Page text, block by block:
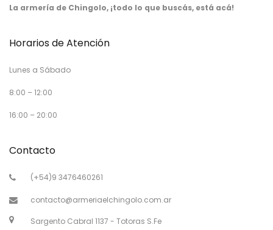
La armería de Chingolo, ¡todo lo que buscás, está acá!
Horarios de Atención
Lunes a Sábado
8:00 – 12:00
16:00 – 20:00
Contacto
(+54)9 3476460261
contacto@armeriaelchingolo.com.ar
Sargento Cabral 1137 - Totoras S.Fe